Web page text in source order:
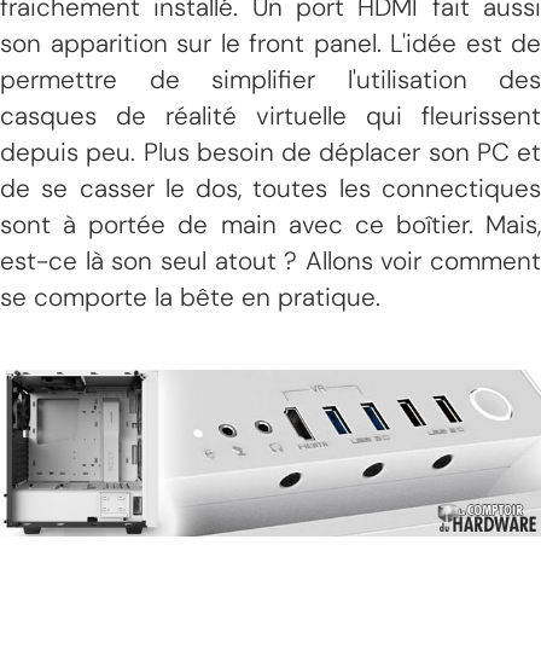
fraichement installé. Un port HDMI fait aussi
son apparition sur le front panel. L'idée est de
permettre de simplifier l'utilisation des
casques de réalité virtuelle qui fleurissent
depuis peu. Plus besoin de déplacer son PC et
de se casser le dos, toutes les connectiques
sont à portée de main avec ce boîtier. Mais,
est-ce là son seul atout ? Allons voir comment
se comporte la bête en pratique.